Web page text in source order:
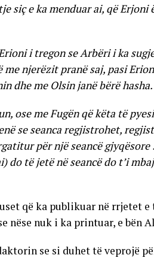
siç e ka menduar ai, që
i tregon se Arbëri i ka
njerëzit pranë saj, pasi
dhe me Olsin janë bërë hasha.
ose me Fugën që këta të
se seanca regjistrohet,
për një seancë
do të jetë në seancë do t’i
që ka publikuar në rrjetet
nëse nuk i ka printuar, e bën
se si duhet të veprojë